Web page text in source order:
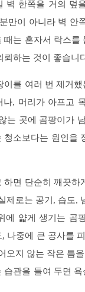
벽 한쪽을 거의 덮
만이 아니라 벽 안
때는 혼자서 락스를
뢰하는 것이 좋습니
이를 여러 번 제거
나, 머리가 아프고
는 곳에 곰팡이가
청소보다는 원인을
하면 단순히 깨끗하
제로는 공기, 습도,
에 얇게 생기는 곰
나중에 큰 공사를
오지 않는 작은 틈
습관을 들여 두면 욕